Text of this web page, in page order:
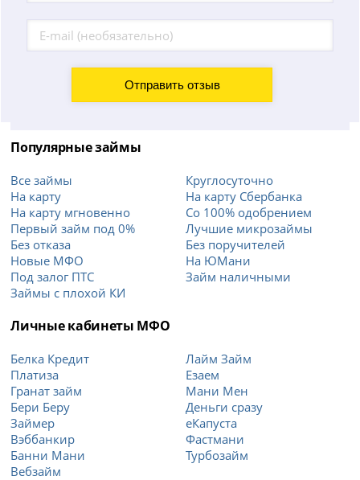
Популярные займы
Все займы
На карту
На карту мгновенно
Первый займ под 0%
Без отказа
Новые МФО
Под залог ПТС
Займы с плохой КИ
Круглосуточно
На карту Сбербанка
Со 100% одобрением
Лучшие микрозаймы
Без поручителей
На ЮМани
Займ наличными
Личные кабинеты МФО
Белка Кредит
Платиза
Гранат займ
Бери Беру
Займер
Вэббанкир
Банни Мани
Вебзайм
Лайм Займ
Езаем
Мани Мен
Деньги сразу
еКапуста
Фастмани
Турбозайм